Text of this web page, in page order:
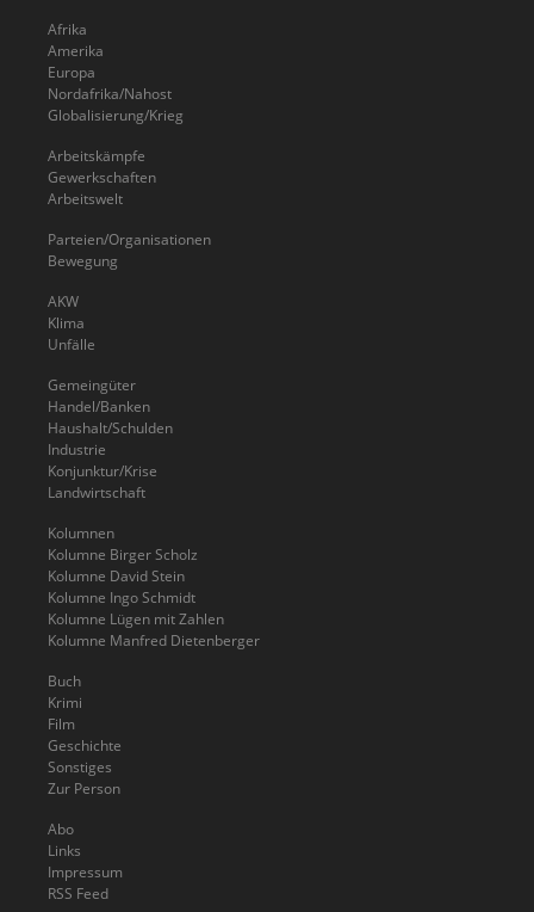
Afrika
Amerika
Europa
Nordafrika/Nahost
Globalisierung/Krieg
Arbeitskämpfe
Gewerkschaften
Arbeitswelt
Parteien/Organisationen
Bewegung
AKW
Klima
Unfälle
Gemeingüter
Handel/Banken
Haushalt/Schulden
Industrie
Konjunktur/Krise
Landwirtschaft
Kolumnen
Kolumne Birger Scholz
Kolumne David Stein
Kolumne Ingo Schmidt
Kolumne Lügen mit Zahlen
Kolumne Manfred Dietenberger
Buch
Krimi
Film
Geschichte
Sonstiges
Zur Person
Abo
Links
Impressum
RSS Feed